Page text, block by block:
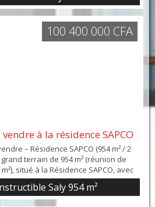
à la résidence SAPCO
– Résidence SAPCO (954 m² / 2
terrain de 954 m² (réunion de
situé à la Résidence SAPCO, avec
un immeuble à usage mixte :
en rez-de-chaussée.
de toutes commodités.💰 Prix :
Saly 954 m²
100 400 000 CFA